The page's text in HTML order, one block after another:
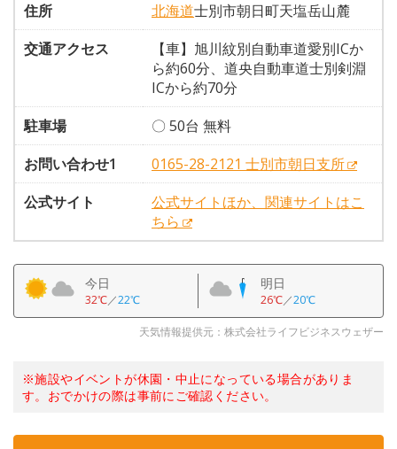
住所
北海道士別市朝日町天塩岳山麓
交通アクセス
【車】旭川紋別自動車道愛別ICか
ら約60分、道央自動車道士別剣淵
ICから約70分
駐車場
〇 50台 無料
お問い合わせ1
0165-28-2121 士別市朝日支所
公式サイト
公式サイトほか、関連サイトはこ
ちら
今日
32℃／22℃
明日
26℃／20℃
天気情報提供元：株式会社ライフビジネスウェザー
※施設やイベントが休園・中止になっている場合がありま
す。おでかけの際は事前にご確認ください。